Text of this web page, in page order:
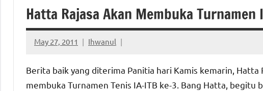
Hatta Rajasa Akan Membuka Turnamen
May 27, 2011 Ihwanul
Berita baik yang diterima Panitia hari Kamis kemarin, Hatta
membuka Turnamen Tenis IA-ITB ke-3. Bang Hatta, begitu